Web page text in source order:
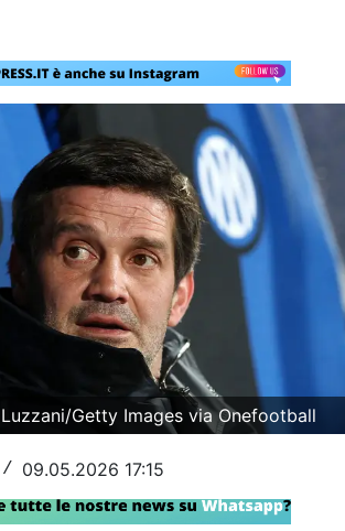
League
Getty Images via Onefootball
/ 09.05.2026 17:15